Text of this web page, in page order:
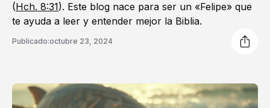
(Hch. 8:31). Este blog nace para ser un «Felipe» que
te ayuda a leer y entender mejor la Biblia.
Publicado:octubre 23, 2024